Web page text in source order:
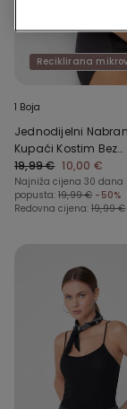
Reciklirana
1 Boja
Jednodijelni
Kupaći Kostim Bez
Naramenica od
Recikliranih
19,99 € 10,00 €
Najniža cijena 30 dana
popusta: 19,99 € -50%
Redovna cijena: 19,99 €